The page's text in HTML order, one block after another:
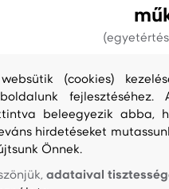
TISZTÍTÁS
(cookies)
beleegyezik abba,
hirdetéseket
Önnek.
adataival